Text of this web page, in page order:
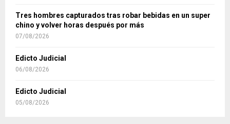
Tres hombres capturados tras robar bebidas en un super
chino y volver horas después por más
07/08/2026
Edicto Judicial
06/08/2026
Edicto Judicial
05/08/2026